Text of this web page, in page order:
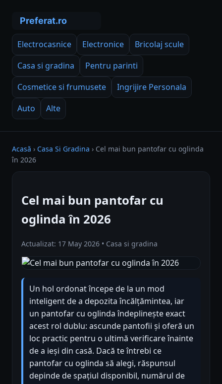
Electrocasnice Electronice
Bricolaj scule
Casa si gradina
Pentru parinti
Cosmetice si frumusete
Ingrijire Personala
Auto
Alte
Acasă › Casa Si Gradina › Cel mai bun pantofar cu oglinda
în 2026
Cel mai bun pantofar cu
oglinda în 2026
Actualizat: 17 May 2026 • Casa si gradina
Un hol ordonat începe de la un mod
inteligent de a depozita încălțămintea, iar
un pantofar cu oglinda îndeplinește exact
acest rol dublu: ascunde pantofii și oferă un
loc practic pentru o ultimă verificare înainte
de a ieși din casă. Dacă te întrebi ce
pantofar cu oglinda să alegi, răspunsul
depinde de spațiul disponibil, numărul de